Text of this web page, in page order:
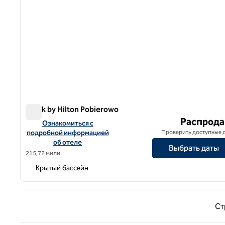
Spark by Hilton Pobierowo
Spark by Hilton Pobierowo
Посмотреть информацию об отеле Spark by Hilton
Ознакомиться с
подробной информацией
об отеле
215,72 мили
Проверить доступные
Выбрать даты
Крытый бассейн